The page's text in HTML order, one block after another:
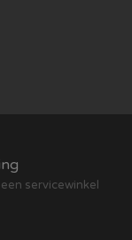
servicewinkel